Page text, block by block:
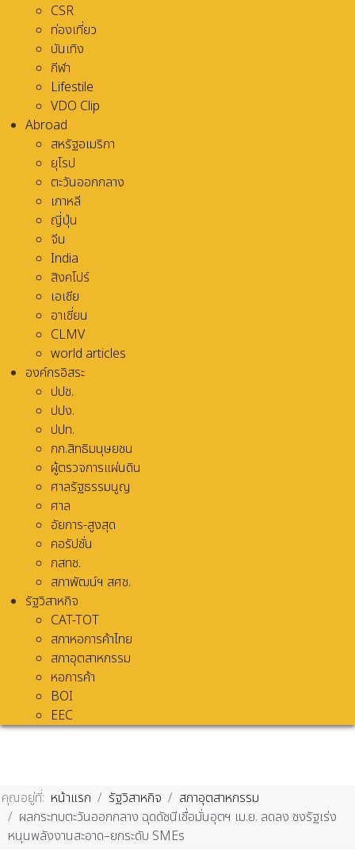
CSR
ท่องเที่ยว
บันเทิง
กีฬา
Lifestile
VDO Clip
Abroad
สหรัฐอเมริกา
ยุโรป
ตะวันออกกลาง
เกาหลี
ญี่ปุ่น
จีน
India
สิงคโปร์
เอเชีย
อาเชี่ยน
CLMV
world articles
องค์กรอิสระ
ปปช.
ปปง.
ปปท.
กก.สิทธิมนุษยชน
ผู้ตรวจการแผ่นดิน
ศาลรัฐธรรมนูญ
ศาล
อัยการ-สูงสุด
คอรัปชั่น
กสทช.
สภาพัฒน์ฯ สศช.
รัฐวิสาหกิจ
CAT-TOT
สภาหอการค้าไทย
สภาอุตสาหกรรม
หอการค้า
BOI
EEC
คุณอยู่ที่: หน้าแรก รัฐวิสาหกิจ
สภาอุตสาหกรรม
ผลกระทบตะวันออกกลาง ฉุดดัชนีเชื่อมั่นอุตฯ เม.ย. ลดลง ชงรัฐเร่ง
หนุนพลังงานสะอาด–ยกระดับ SMEs